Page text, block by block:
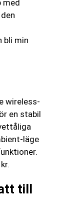
med
bli min
wireless-
en stabil
läge
till